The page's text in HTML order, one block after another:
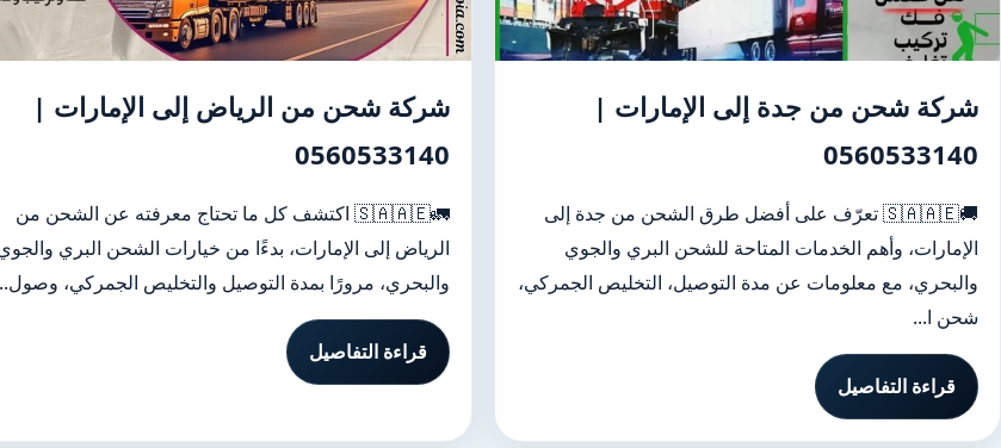
شركة شحن من جدة إلى الإمارات |
0560533140
🚚🇸🇦🇦🇪 تعرّف على أفضل طرق الشحن من جدة إلى
الإمارات، وأهم الخدمات المتاحة للشحن البري والجوي
والبحري، مع معلومات عن مدة التوصيل، التخليص الجمركي،
شحن ا...
قراءة التفاصيل
شركة شحن من الرياض إلى الإمارات |
0560533140
🚛🇸🇦🇦🇪 اكتشف كل ما تحتاج معرفته عن الشحن من
الرياض إلى الإمارات، بدءًا من خيارات الشحن البري
والبحري، مرورًا بمدة التوصيل والتخليص الجمركي،
قراءة التفاصيل